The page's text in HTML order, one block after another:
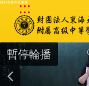
跳到主要內容區塊
:::
暫停輪播